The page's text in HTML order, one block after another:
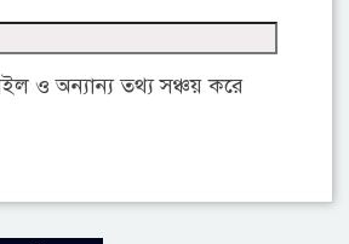
ও অন্যান্য তথ্য সঞ্চয় করে